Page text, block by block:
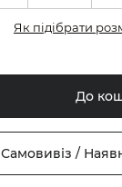
Як підібрати
До
Самовивіз /